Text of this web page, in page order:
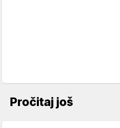
Pročitaj još